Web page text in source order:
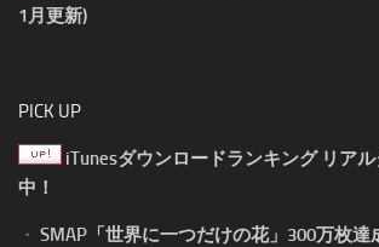
1月更新)
PICK UP
iTunesダウンロードランキング リア
中！
・ SMAP「世界に一つだけの花」300万枚達